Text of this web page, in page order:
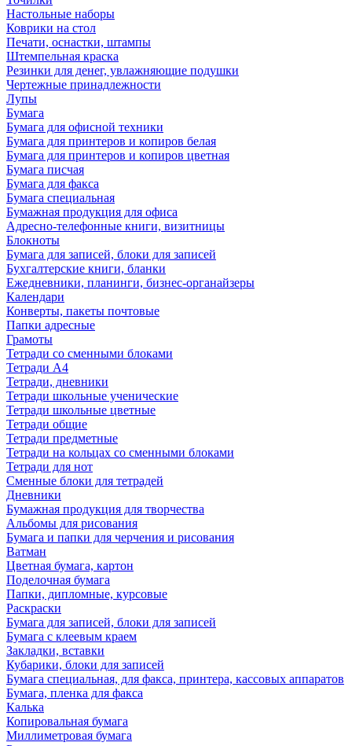
Настольные наборы
Коврики на стол
Печати, оснастки, штампы
Штемпельная краска
Резинки для денег, увлажняющие подушки
Чертежные принадлежности
Лупы
Бумага
Бумага для офисной техники
Бумага для принтеров и копиров белая
Бумага для принтеров и копиров цветная
Бумага писчая
Бумага для факса
Бумага специальная
Бумажная продукция для офиса
Адресно-телефонные книги, визитницы
Блокноты
Бумага для записей, блоки для записей
Бухгалтерские книги, бланки
Ежедневники, планинги, бизнес-органайзеры
Календари
Конверты, пакеты почтовые
Папки адресные
Грамоты
Тетради со сменными блоками
Тетради А4
Тетради, дневники
Тетради школьные ученические
Тетради школьные цветные
Тетради общие
Тетради предметные
Тетради на кольцах со сменными блоками
Тетради для нот
Сменные блоки для тетрадей
Дневники
Бумажная продукция для творчества
Альбомы для рисования
Бумага и папки для черчения и рисования
Ватман
Цветная бумага, картон
Поделочная бумага
Папки, дипломные, курсовые
Раскраски
Бумага для записей, блоки для записей
Бумага с клеевым краем
Закладки, вставки
Кубарики, блоки для записей
Бумага специальная, для факса, принтера, кассовых аппаратов
Бумага, пленка для факса
Калька
Копировальная бумага
Миллиметровая бумага